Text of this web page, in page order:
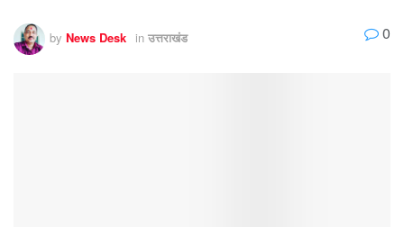
by News Desk in उत्तराखंड 0